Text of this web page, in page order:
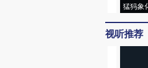
猛犸象
视听推荐